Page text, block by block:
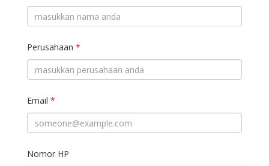
Perusahaan *
Email *
Nomor HP